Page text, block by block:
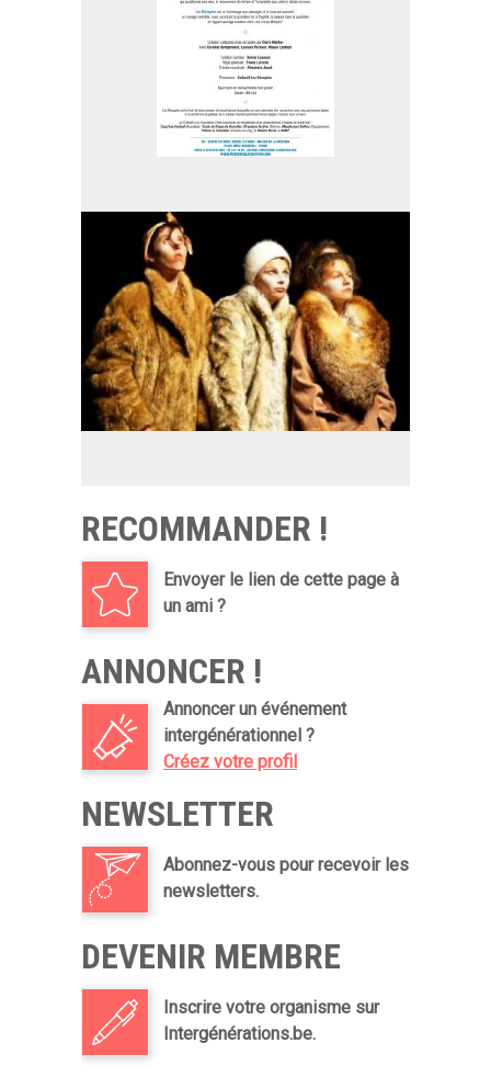
RECOMMANDER !
Envoyer le lien de cette page à
un ami ?
ANNONCER !
Annoncer un événement
intergénérationnel ?
Créez votre profil
NEWSLETTER
Abonnez-vous pour recevoir les
newsletters.
DEVENIR MEMBRE
Inscrire votre organisme sur
Intergénérations.be.